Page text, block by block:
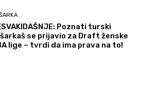
Poznati turski
se prijavio za Draft ženske
lige – tvrdi da ima prava na to!